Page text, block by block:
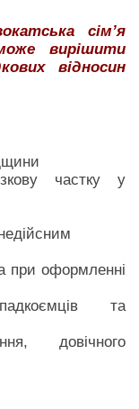
сім’я
вирішити
відносин
частку у
при оформленні
та
довічного